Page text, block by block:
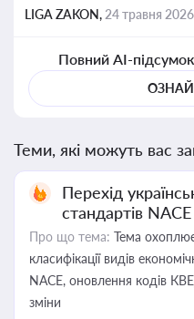
LIGA ZAKON, 24 травня 2026
Повний AI-
Теми, які можуть вас
Перехід
стандартів NACE
Про що тема: Тема
класифікації видів
NACE, оновлення кодів
зміни